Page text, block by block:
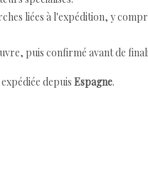
liées à l'expédition, y
puis confirmé avant de
depuis Espagne.